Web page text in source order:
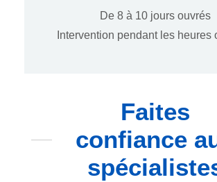
De 8 à 10 jours ouvrés
Intervention pendant les heures
Faites
confiance